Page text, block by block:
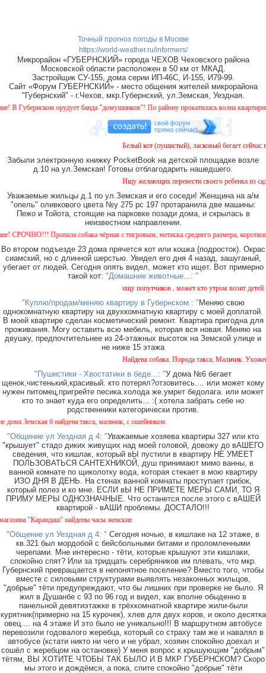
Точный прогноз погоды в Москве
https://world-weather.ru/informers/
Микрорайон «ГУБЕРНСКИЙ» города ЧЕХОВ Чеховского района
Московской области расположен в 50 км от МКАД.
Застройщик СУ-155, дома серии ИП-46С, И-155, И79-99.
Сайт «Форум ГУБЕРНСКИЙ» - место общения жителей микрорайона
"Губернский" - г.Чехов, мкр.Губернский, ул.Земская, Уездная.
Губернском орудует банда "домушников"! По району прокатилась волна квартирных
Белый кот (пушистый), ласковый бегает сейчас
Забыли электронную книжку PocketBook на детской площадке возле
д.10 на ул.Земская! Готовы отблагодарить нашедшего.
Ищу желающих перевести своего ребенка из
Уважаемые жильцы д.1 по ул.Земская и его соседи! Женщина на а/м
"опель" оливкового цвета №у 275 рс 197 протаранила две машины:
Пежо и Тойота, стоящие на парковке позади дома, и скрылась в
неизвестном направлении.
Пропала собака чёрная с тигровым, метиска среднего размера,
Во втором подъезде 23 дома прячется кот или кошка (подросток). Окрас
сиамский, но с длинной шерстью. Увидел его дня 4 назад, зашуганый,
убегает от людей. Сегодня опять видел, может кто ищет. Вот примерно
такой кот: "Домашние животные...: "
ищу попутчиков . может кто утром возит детей
"Куплю/продам/меняю квартиру в Губернском.: " Меняю свою
однокомнатную квартиру на двухкомнатную квартиру с моей доплатой.
В моей квартире сделан косметический ремонт. Квартира пригодна для
проживания. Могу оставить всю мебель, которая вся новая. Меняю на
двушку, предпочтительнее из 24-этажных высоток на Земской улице и
не ниже 15 этажа
Найдена собака. Порода такса. Мальчик.
"Пушистики - Хвостатики в беде...: "У дома №6 бегает
щенок,чистенький,красивый. кто потерял?отзовитесь.... или может кому
нужен питомец,пригрейте песика.холода же.умрет бедолага. или может
кто то знает куда его определить... :( хотела забрать себе но
родственники категорически против.
Земская 6 найдена такса, мальчик, с ошейником.
"Общение ул Уездная д 4: "Уважаемые хозяева квартиры 327 или кто
"крышует" стадо диких живущих над моей головой, довожу до вАШЕГО
сведения, что кишлак, который вЫ пустили в квартиру НЕ УМЕЕТ
ПОЛЬЗОВАТЬСЯ САНТЕХНИКОЙ, душ принимают мимо ванны, в
ванной комнате по щиколотку вода, которая стекает в мою квартиру
ИЗО ДНЯ В ДЕНЬ. На стенах ванной комнаты проступает грибок,
который полез и ко мне. ЕСЛИ вЫ НЕ ПРИМЕТЕ МЕРЫ САМИ, ТО Я
ПРИМУ МЕРЫ ОДНОЗНАЧНЫЕ. Что останется после этого с вАШЕЙ
квартирой - вАШИ проблемы. ДОСТАЛО!!!
"Карандаш" найдены часы женские.
"Общение ул Уездная д 4: " Сегодня ночью, в кишлаке на 12 этаже, в
кв.321 был мордобой с бейсбольными битами и проломленными
черепами. Мне интересно - тёти, которые крышуют эти кишлаки,
спокойно спят? Или за тридцать серебряников им плевать, что мкр.
Губернский превращается в непонятное поселение? Вместо того, чтобы
вместе с силовыми структурами выявлять незаконных жильцов,
"добрые" тёти предупреждают, что бы лишних при проверке не было. Я
жил в Душанбе с 93 по 96 год и видел, как вполне обыденно в
панельной девятиэтажке в трёхкомнатной квартире жили-были
курятник(примерно на 15 курочек), хлев для двух коров, и около десятка
овец.... на 4 этаже И это было не уникально!!! В маршрутном автобусе
перевозили годовалого жеребца, который со страху там же и навалял в
автобусе (кстати никто ни чего и не убрал, хозяин спокойно доехал и
сошёл с жеребцом на остановке) У меня вопрос к крышующим "добрым"
тётям, ВЫ ХОТИТЕ ЧТОБЫ ТАК БЫЛО И В МКР ГУБЕРНСКОМ? Скоро
мы этого и дождёмся, а пока, спите спокойно "добрые" тёти